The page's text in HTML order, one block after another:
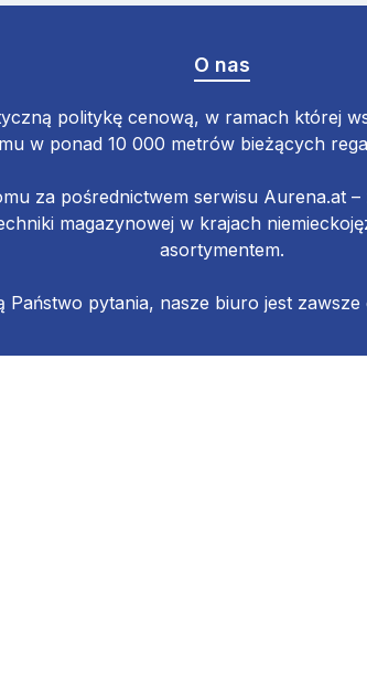
O nas
politykę cenową, w ramach której
w ponad 10 000 metrów bieżących
za pośrednictwem serwisu Aurena.at
magazynowej w krajach
asortymentem.
Państwo pytania, nasze biuro jest